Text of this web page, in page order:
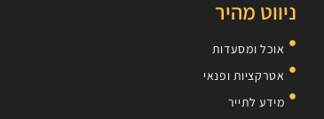
ניווט מהיר
אוכל ומסעדות
אטרקציות ופנאי
מידע לתייר